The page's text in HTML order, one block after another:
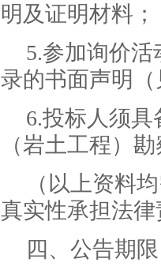
明及证明材料；
5.参加询价
录的书面声明
6.投标人须
（岩土工程）
（以上资料
真实性承担法律
四、公告期限